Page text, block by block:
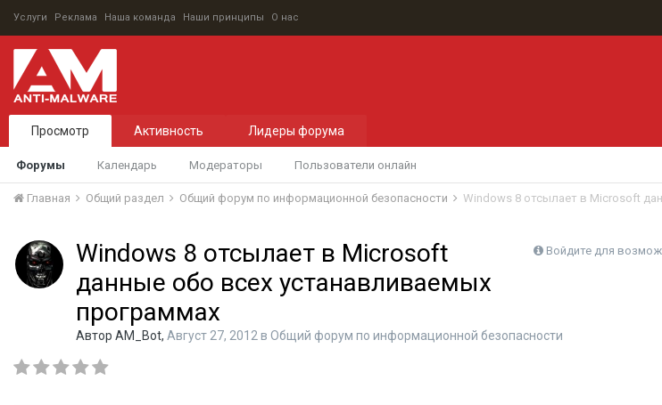
Услуги Реклама Наша команда Наши принципы О нас
Просмотр
Форумы Календарь Модераторы Пользователи онлайн
Активность Лидеры форума
Главная Общий раздел Общий форум по информационной безопасности Windows 8 отсылает в Microsoft
Войдите для
Windows 8 отсылает в Microsoft
данные обо всех устанавливаемых
программах
Автор AM_Bot, Август 27, 2012 в Общий форум по информационной безопасности